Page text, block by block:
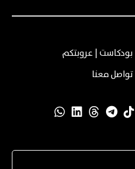
بودكاست | عروبتكم
تواصل معنا